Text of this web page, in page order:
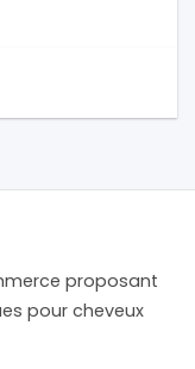
proposant
pour cheveux